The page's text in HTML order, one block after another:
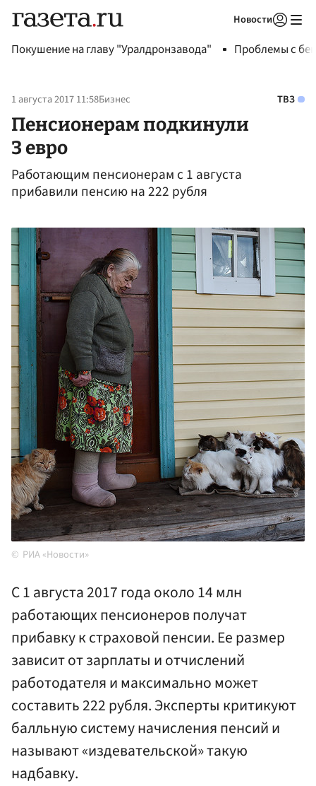
Новости
Покушение на главу "Уралдронзавода" Проблемы с
1 августа 2017 11:58Бизнес ТВЗ
Пенсионерам подкинули
3 евро
Работающим пенсионерам с 1 августа
прибавили пенсию на 222 рубля
РИА «Новости»
С 1 августа 2017 года около 14 млн
работающих пенсионеров получат
прибавку к страховой пенсии. Ее размер
зависит от зарплаты и отчислений
работодателя и максимально может
составить 222 рубля. Эксперты критикуют
балльную систему начисления пенсий и
называют «издевательской» такую
надбавку.